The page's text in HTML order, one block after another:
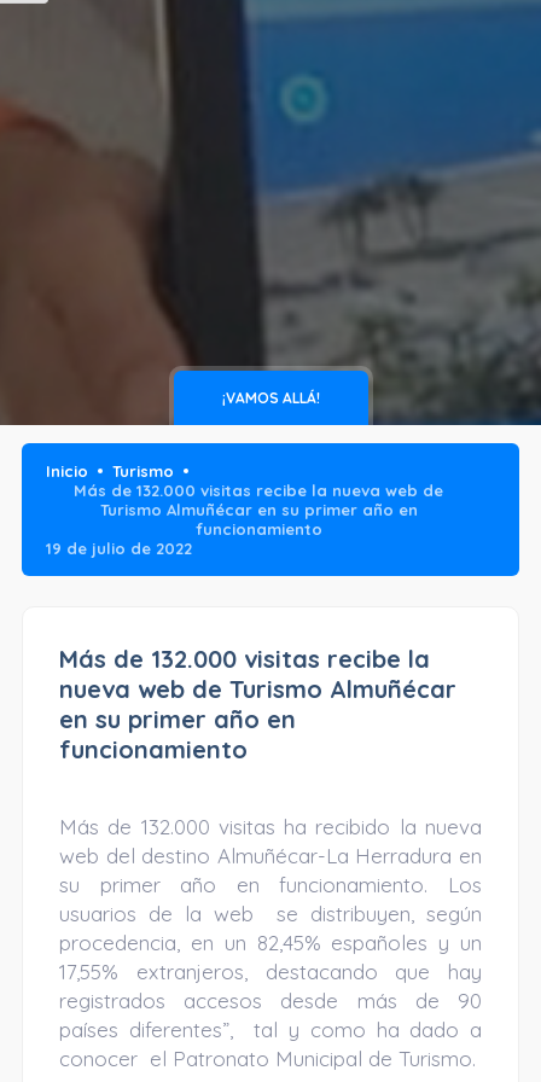
¡VAMOS ALLÁ!
Inicio
Turismo
Más de 132.000 visitas recibe la nueva web de
Turismo Almuñécar en su primer año en
funcionamiento
19 de julio de 2022
Más de 132.000 visitas recibe la
nueva web de Turismo Almuñécar
en su primer año en
funcionamiento
Más de 132.000 visitas ha recibido la nueva
web del destino Almuñécar-La Herradura en
su primer año en funcionamiento. Los
usuarios de la web se distribuyen, según
procedencia, en un 82,45% españoles y un
17,55% extranjeros, destacando que hay
registrados accesos desde más de 90
países diferentes”, tal y como ha dado a
conocer el Patronato Municipal de Turismo.